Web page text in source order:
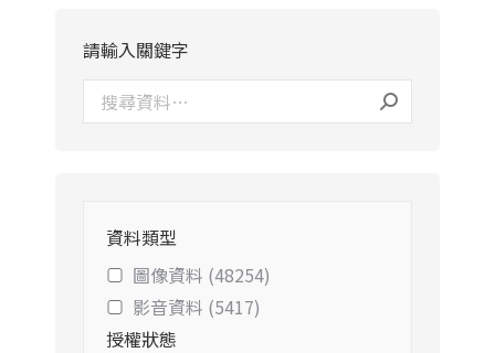
請輸入關鍵字
資料類型
圖像資料 (48254)
影音資料 (5417)
授權狀態